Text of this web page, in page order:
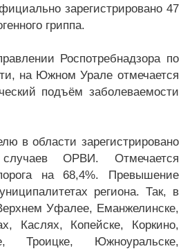
зарегистрировано 47
гриппа.
Роспотребнадзора по
на Южном Урале отмечается
подъём заболеваемости
в области зарегистрировано
ОРВИ. Отмечается
на 68,4%. Превышение
региона. Так, в
Уфалее, Еманжелинске,
Каслях, Копейске, Коркино,
Троицке, Южноуральске,